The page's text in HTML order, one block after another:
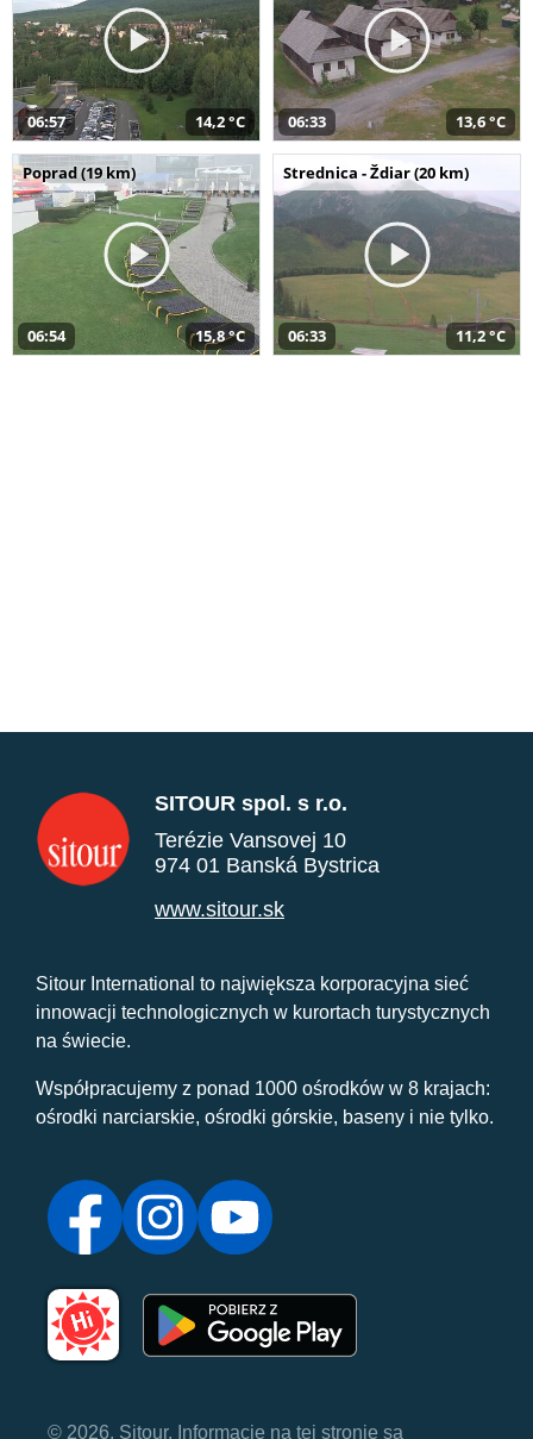
06:57 14,2 °C 06:33 13,6 °C
Poprad (19 km)
06:54 15,8 °C
Strednica - Ždiar (20 km)
06:33 11,2 °C
SITOUR spol. s r.o.
Terézie Vansovej 10
974 01 Banská Bystrica
www.sitour.sk
Sitour International to największa korporacyjna sieć
innowacji technologicznych w kurortach turystycznych
na świecie.
Współpracujemy z ponad 1000 ośrodków w 8 krajach:
ośrodki narciarskie, ośrodki górskie, baseny i nie tylko.
© 2026, Sitour. Informacje na tej stronie są